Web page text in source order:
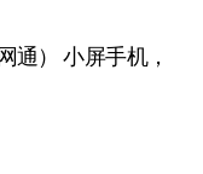
通） 小屏手机，